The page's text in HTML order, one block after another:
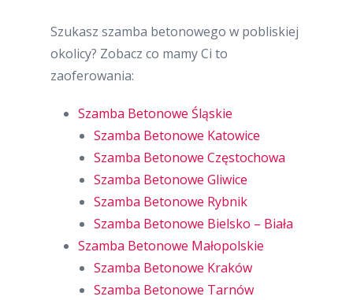
Szukasz szamba betonowego w pobliskiej
okolicy? Zobacz co mamy Ci to
zaoferowania:
Szamba Betonowe Śląskie
Szamba Betonowe Katowice
Szamba Betonowe Częstochowa
Szamba Betonowe Gliwice
Szamba Betonowe Rybnik
Szamba Betonowe Bielsko – Biała
Szamba Betonowe Małopolskie
Szamba Betonowe Kraków
Szamba Betonowe Tarnów